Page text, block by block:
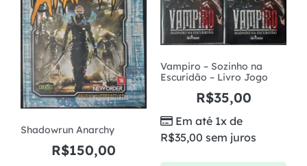
Shadowrun Anarchy
R$150,00
Vampiro – Sozinho na
Escuridão – Livro Jogo
R$35,00
Em até 1x de
R$35,00 sem juros